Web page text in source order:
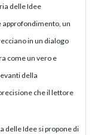
delle Idee
un
in un dialogo
come un vero e
della
che il lettore
delle Idee si propone di